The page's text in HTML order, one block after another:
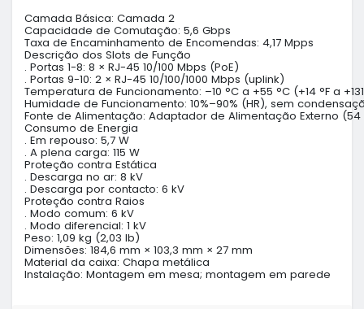
Camada Básica: Camada 2
Capacidade de Comutação: 5,6 Gbps
Taxa de Encaminhamento de Encomendas: 4,17 Mpps
Descrição dos Slots de Função
. Portas 1-8: 8 × RJ-45 10/100 Mbps (PoE)
. Portas 9-10: 2 × RJ-45 10/100/1000 Mbps (uplink)
Temperatura de Funcionamento: –10 °C a +55 °C (+14 °F a
Humidade de Funcionamento: 10%–90% (HR), sem
Fonte de Alimentação: Adaptador de Alimentação Externo (54
Consumo de Energia
. Em repouso: 5,7 W
. A plena carga: 115 W
Proteção contra Estática
. Descarga no ar: 8 kV
. Descarga por contacto: 6 kV
Proteção contra Raios
. Modo comum: 6 kV
. Modo diferencial: 1 kV
Peso: 1,09 kg (2,03 lb)
Dimensões: 184,6 mm × 103,3 mm × 27 mm
Material da caixa: Chapa metálica
Instalação: Montagem em mesa; montagem em parede